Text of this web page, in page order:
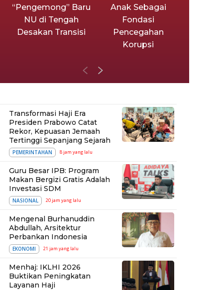
“Pengemong” Baru
NU di Tengah
Desakan Transisi
Anak Sebagai
Fondasi
Pencegahan
Korupsi
Transformasi Haji Era
Presiden Prabowo Catat
Rekor, Kepuasan Jemaah
Tertinggi Sepanjang Sejarah
PEMERINTAHAN 8 jam yang lalu
Guru Besar IPB: Program
Makan Bergizi Gratis Adalah
Investasi SDM
NASIONAL 20 jam yang lalu
Mengenal Burhanuddin
Abdullah, Arsitektur
Perbankan Indonesia
EKONOMI 21 jam yang lalu
Menhaj: IKLHI 2026
Buktikan Peningkatan
Layanan Haji